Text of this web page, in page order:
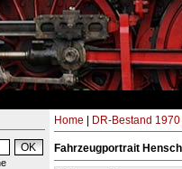
Home DR-Bestand 1970|
Fahrzeugportrait